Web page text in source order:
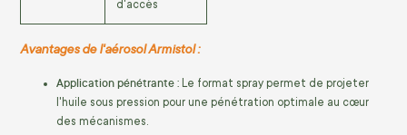
d'accès
Avantages de l'aérosol Armistol :
Application pénétrante : Le format spray permet de projeter
l'huile sous pression pour une pénétration optimale au cœur
des mécanismes.